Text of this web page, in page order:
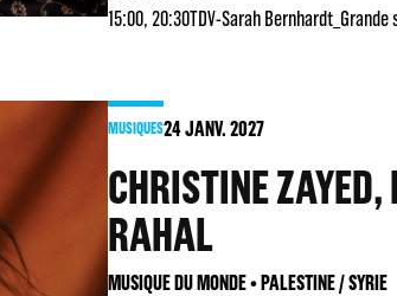
15:00, 20:30TDV-Sarah Bernhardt_Grande
MUSIQUES24JANV. 2027
CHRISTINE
RAHAL
MUSIQUE DU MONDE • PALESTINE / SYRIE